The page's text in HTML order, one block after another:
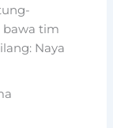
bawa tim
Naya